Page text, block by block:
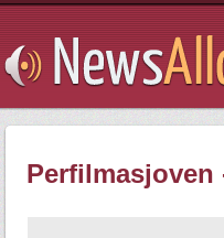
Perfilmasjoven